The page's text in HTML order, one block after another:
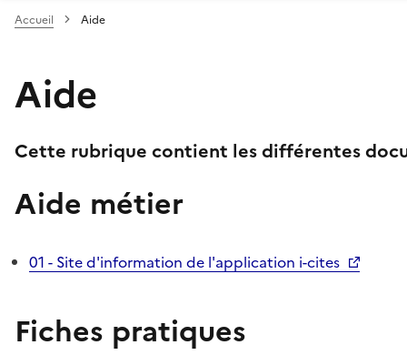
Accueil Aide
Aide
Cette rubrique contient les différentes
Aide métier
01 - Site d'information de l'application i-cites
Fiches pratiques